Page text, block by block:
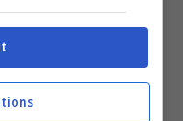
anche del
Vlag, di Salvatore
rivale da non
Armando Marini,